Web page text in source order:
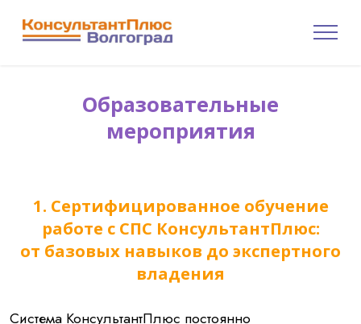
Образовательные
мероприятия
1. Сертифицированное обучение
работе с СПС КонсультантПлюс:
от базовых навыков до экспертного
владения
Система КонсультантПлюс постоянно